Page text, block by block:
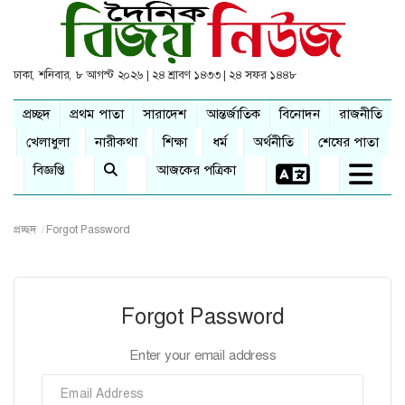
ঢাকা, শনিবার, ৮ আগস্ট ২০২৬ | ২৪ শ্রাবণ ১৪৩৩ | ২৪ সফর ১৪৪৮
প্রচ্ছদ প্রথম পাতা সারাদেশ আন্তর্জাতিক বিনোদন
রাজনীতি
খেলাধুলা
নারীকথা শিক্ষা ধর্ম অর্থনীতি
শেষের পাতা
বিজ্ঞপ্তি
আজকের পত্রিকা
প্রচ্ছদ Forgot Password
Forgot Password
Enter your email address